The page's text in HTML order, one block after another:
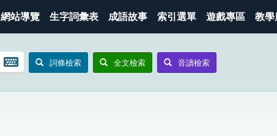
網站導覽 生字詞彙表 成語故事 索引選單 遊戲專區 教學
開
鍵
詞條檢索 全文檢索 音讀檢索